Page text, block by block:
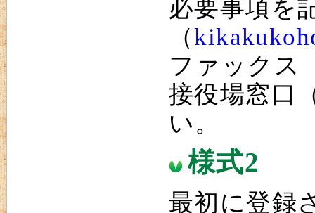
必要事項を
（
ファックス
接役場窓口
い。
様式2
最初に登録